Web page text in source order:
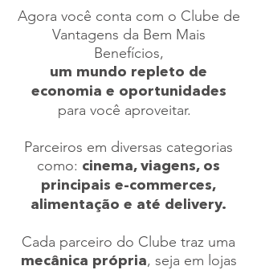
Agora você conta com o Clube de
Vantagens da Bem Mais
Benefícios,
um mundo repleto de
economia e oportunidades
para você aproveitar.
Parceiros em diversas categorias
como: cinema, viagens, os
principais e-commerces,
alimentação e até delivery.
Cada parceiro do Clube traz uma
mecânica própria, seja em lojas